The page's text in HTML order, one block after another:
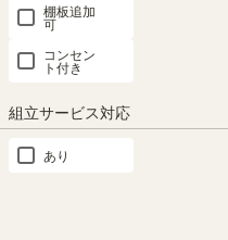
棚板追加
可
コンセン
ト付き
組立サービス対応
あり
くすみカラーのカラーボッ